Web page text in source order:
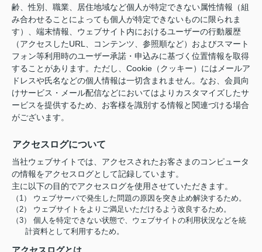
齢、性別、職業、居住地域など個人が特定できない属性情報（組
み合わせることによっても個人が特定できないものに限られま
す）、端末情報、ウェブサイト内におけるユーザーの行動履歴
（アクセスしたURL、コンテンツ、参照順など）およびスマート
フォン等利用時のユーザー承諾・申込みに基づく位置情報を取得
することがあります。ただし、Cookie（クッキー）にはメールア
ドレスや氏名などの個人情報は一切含まれません。なお、会員向
けサービス・メール配信などにおいてはよりカスタマイズしたサ
ービスを提供するため、お客様を識別する情報と関連づける場合
がございます。
アクセスログについて
当社ウェブサイトでは、アクセスされたお客さまのコンピュータ
の情報をアクセスログとして記録しています。
主に以下の目的でアクセスログを使用させていただきます。
（1） ウェブサーバで発生した問題の原因を突き止め解決するため。
（2） ウェブサイトをよりご満足いただけるよう改良するため。
（3） 個人を特定できない状態で、ウェブサイトの利用状況などを統
計資料として利用するため。
アクセスログとは